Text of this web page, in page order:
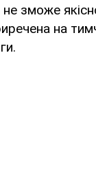
не зможе
на